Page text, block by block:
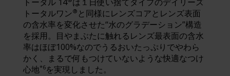
トータルワン® と同様にレンズコアとレンズ表面
の含水率を変化させた“水のグラデーション”構造
を採用。目やまぶたに触れるレンズ最表面の含水
率はほぼ100%なのでうるおいたっぷりでやわら
かく、まるで何もつけていないような快適なつけ
心地*6を実現しました。